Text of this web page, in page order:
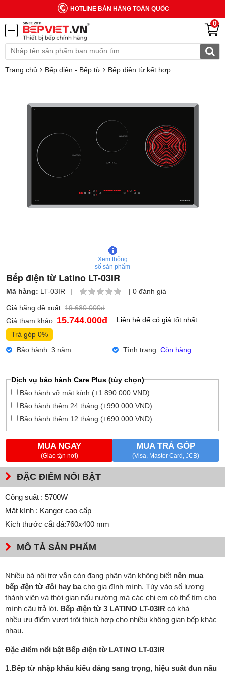
HOTLINE BÁN HÀNG TOÀN QUỐC
0
Trang chủ Bếp điện - Bếp từ Bếp điện từ kết hợp
Xem thông
số sản phẩm
Bếp điện từ Latino LT-03IR
Mã hàng: LT-03IR | | 0 đánh giá
Giá hãng đề xuất: 19.680.000đ
Giá tham khảo: 15.744.000đ
Liên hệ để có giá tốt nhất
Trả góp 0%
Bảo hành: 3 năm
Tình trạng: Còn hàng
Dịch vụ bảo hành Care Plus (tùy chọn)
Bảo hành vỡ mặt kính (+1.890.000 VND)
Bảo hành thêm 24 tháng (+990.000 VND)
Bảo hành thêm 12 tháng (+690.000 VND)
MUA NGAY
(Giao tận nơi)
MUA TRẢ GÓP
(Visa, Master Card, JCB)
ĐẶC ĐIỂM NỔI BẬT
Công suất : 5700W
Mặt kính : Kanger cao cấp
Kích thước cắt đá:760x400 mm
MÔ TẢ SẢN PHẨM
Nhiều bà nội trợ vẫn còn đang phân vân không biết nên mua
bếp đện từ đôi hay bacho gia đình mình. Tùy vào số lượng
thành viên và thời gian nấu nướng mà các chị em có thể tìm cho
mình câu trả lời. Bếp điện từ 3 LATINO LT-03IR có khá
nhều ưu điểm vượt trội thích hợp cho nhiều không gian bếp khác
nhau.
Đặc điểm nổi bật Bếp điện từ LATINO LT-03IR
1.Bếp từ nhập khẩu kiểu dáng sang trọng, hiệu suất đun nấu